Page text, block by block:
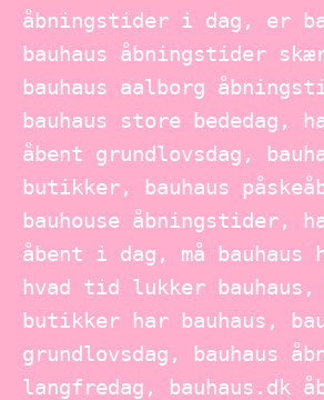
åbningstider i dag, er
bauhaus åbningstider
bauhaus aalborg
bauhaus store bededag,
åbent grundlovsdag,
butikker, bauhaus
bauhouse åbningstider,
åbent i dag, må bauhaus
hvad tid lukker bauhaus,
butikker har bauhaus,
grundlovsdag, bauhaus
langfredag, bauhaus.dk